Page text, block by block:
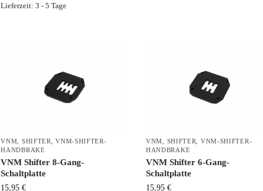
Lieferzeit:3 - 5 Tage
VNM SHIFTER ,VNM-SHIFTER-
HANDBRAKE
VNM Shifter 8-Gang-
Schaltplatte
15,95€
VNM SHIFTER
VNM-SHIFTER-
HANDBRAKE
VNM Shifter 6-Gang-
Schaltplatte
15,95 €